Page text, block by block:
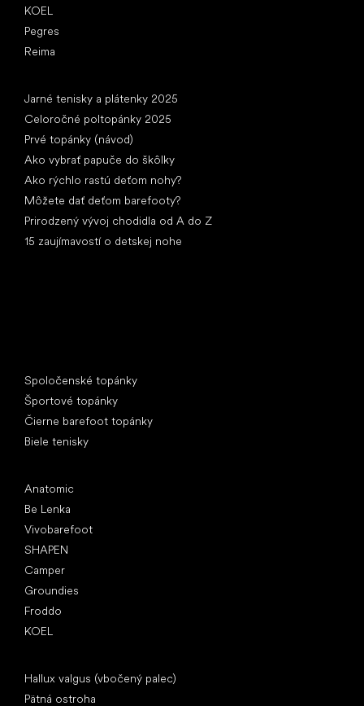
KOEL
Pegres
Reima
Jarné tenisky a plátenky 2025
Celoročné poltopánky 2025
Prvé topánky (návod)
Ako vybrať papuče do škôlky
Ako rýchlo rastú deťom nohy?
Môžete dať deťom barefooty?
Prirodzený vývoj chodidla od A do Z
15 zaujímavostí o detskej nohe
Spoločenské topánky
Športové topánky
Čierne barefoot topánky
Biele tenisky
Anatomic
Be Lenka
Vivobarefoot
SHAPEN
Camper
Groundies
Froddo
KOEL
Hallux valgus (vbočený palec)
Pätná ostroha